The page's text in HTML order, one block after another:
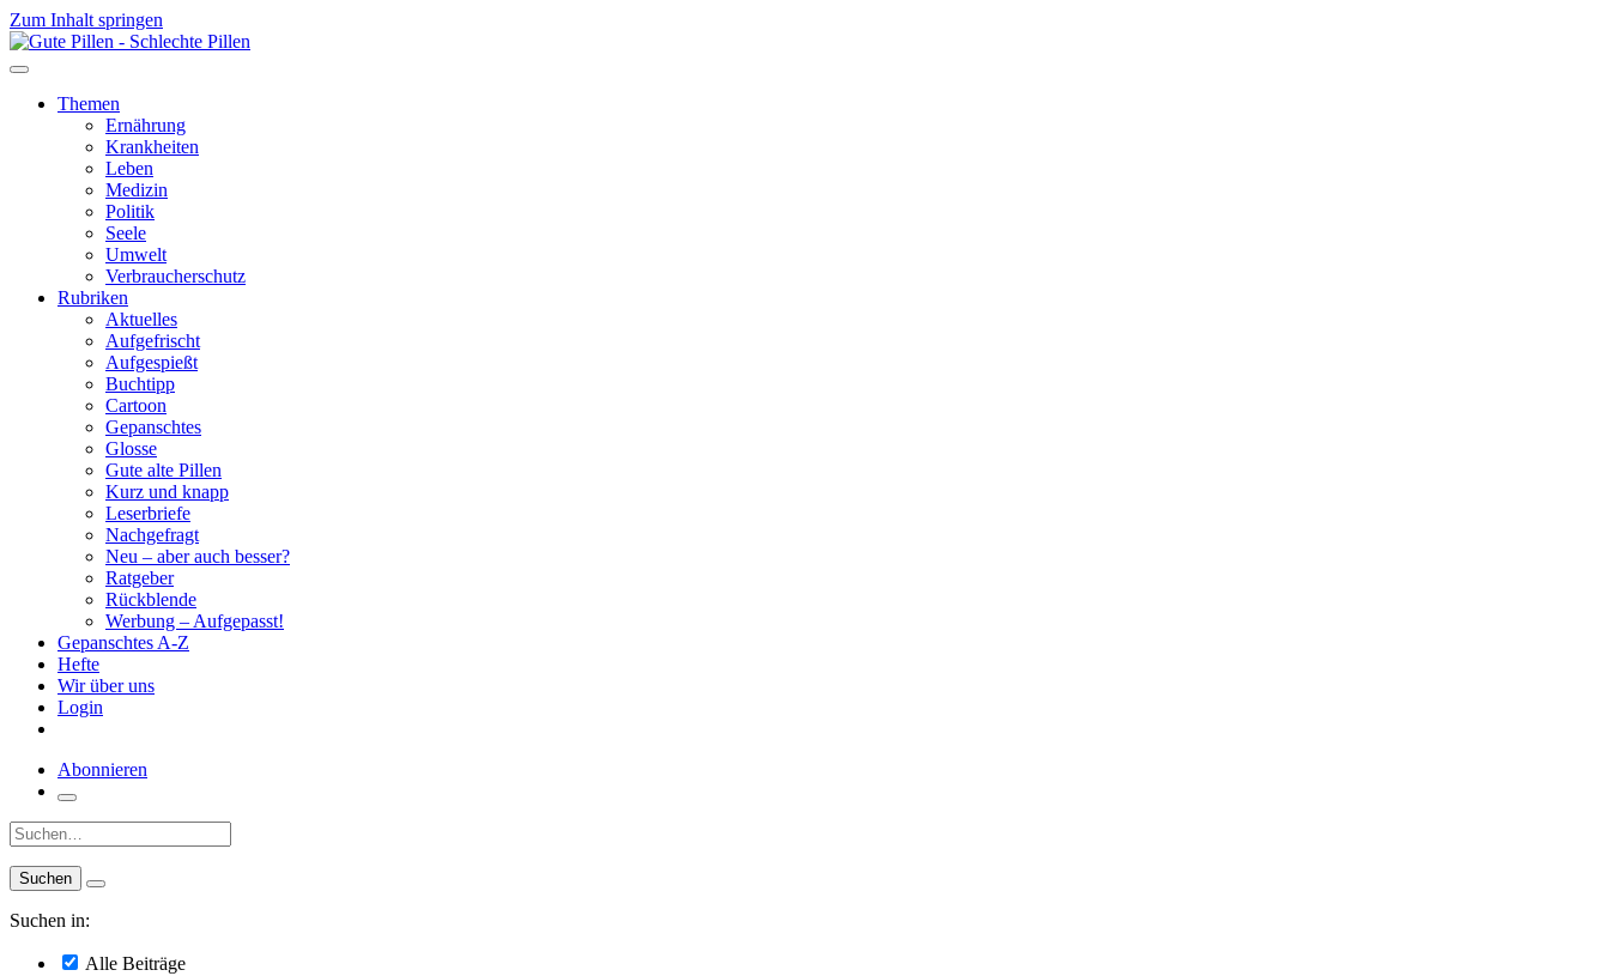
Zum Inhalt springen
Themen
Ernährung
Krankheiten
Leben
Medizin
Politik
Seele
Umwelt
Verbraucherschutz
Rubriken
Aktuelles
Aufgefrischt
Aufgespießt
Buchtipp
Cartoon
Gepanschtes
Glosse
Gute alte Pillen
Kurz und knapp
Leserbriefe
Nachgefragt
Neu – aber auch besser?
Ratgeber
Rückblende
Werbung – Aufgepasst!
Gepanschtes A-Z
Hefte
Wir über uns
Login
Abonnieren
Suche:
Suchen in:
Alle Beiträge